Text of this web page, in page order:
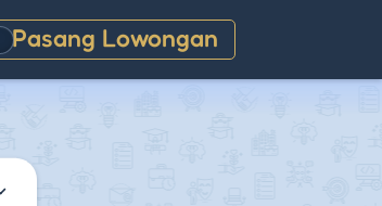
Pasang Lowongan